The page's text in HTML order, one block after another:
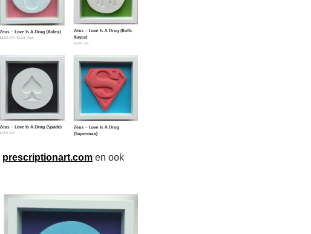
prescriptionart.com en ook